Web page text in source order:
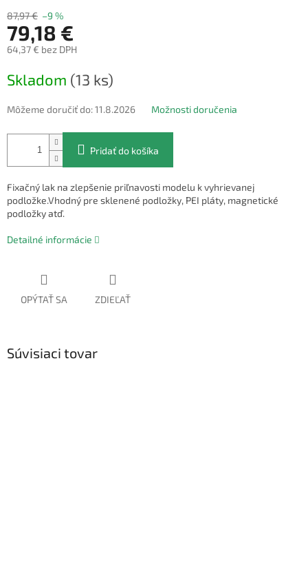
87,97 € –9 %
79,18 €
64,37 € bez DPH
cena:
Skladom (13 ks)
Môžeme doručiť do:11.8.2026 Možnosti doručenia
Pridať do košíka
Fixačný lak na zlepšenie priľnavosti modelu k vyhrievanej
podložke.Vhodný pre sklenené podložky, PEI pláty, magnetické
podložky atď.
Detailné informácie
OPÝTAŤ SA ZDIEĽAŤ
Súvisiaci tovar